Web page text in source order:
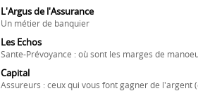
L'Argus de l'Assurance
Un métier de banquier
Les Echos
Sante-Prévoyance : où sont les marges de
Capital
Assureurs : ceux qui vous font gagner de l'argent